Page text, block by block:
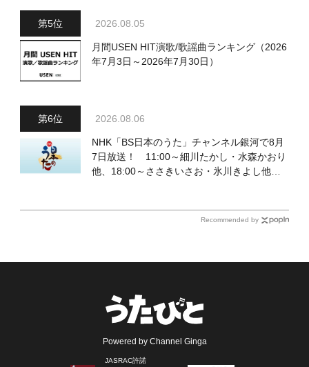
2026.08.05
月間USEN HIT演歌/歌謡曲ランキング（2026
年7月3日～2026年7月30日）
2026.08.06
NHK「BS日本のうた」チャンネル銀河で8月
7日放送！ 11:00～細川たかし・水森かおり
他、18:00～ささきいさお・氷川きよし他登
Recommended by
Powered by Channel Ginga
JASRAC許諾